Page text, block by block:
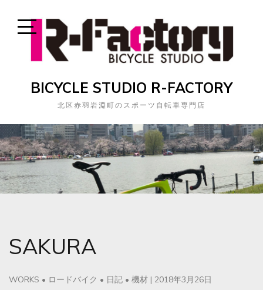
Open
Sidebar
BICYCLE STUDIO R-FACTORY
北区赤羽岩淵町のスポーツ自転車専門店
SAKURA
WORKS • ロードバイク • 日記 • 機材 | 2018年3月26日